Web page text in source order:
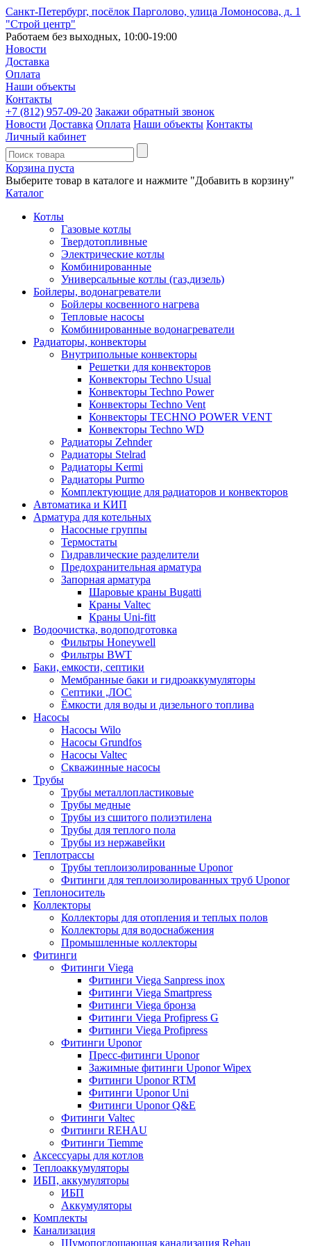
Санкт-Петербург, посёлок Парголово, улица Ломоносова, д. 1
"Строй центр"
Работаем без выходных, 10:00-19:00
Новости
Доставка
Оплата
Наши объекты
Контакты
+7 (812) 957-09-20 Закажи обратный звонок
Новости Доставка Оплата Наши объекты Контакты
Личный кабинет
Корзина пуста
Выберите товар в каталоге и нажмите "Добавить в корзину"
Каталог
Котлы
Газовые котлы
Твердотопливные
Электрические котлы
Комбинированные
Универсальные котлы (газ,дизель)
Бойлеры, водонагреватели
Бойлеры косвенного нагрева
Тепловые насосы
Комбинированные водонагреватели
Радиаторы, конвекторы
Внутрипольные конвекторы
Решетки для конвекторов
Конвекторы Techno Usual
Конвекторы Techno Power
Конвекторы Techno Vent
Конвекторы TECHNO POWER VENT
Конвекторы Techno WD
Радиаторы Zehnder
Радиаторы Stelrad
Радиаторы Kermi
Радиаторы Purmo
Комплектующие для радиаторов и конвекторов
Автоматика и КИП
Арматура для котельных
Насосные группы
Термостаты
Гидравлические разделители
Предохранительная арматура
Запорная арматура
Шаровые краны Bugatti
Краны Valtec
Краны Uni-fitt
Водоочистка, водоподготовка
Фильтры Honeywell
Фильтры BWT
Баки, емкости, септики
Мембранные баки и гидроаккумуляторы
Септики ,ЛОС
Ёмкости для воды и дизельного топлива
Насосы
Насосы Wilo
Насосы Grundfos
Насосы Valtec
Скважинные насосы
Трубы
Трубы металлопластиковые
Трубы медные
Трубы из сшитого полиэтилена
Трубы для теплого пола
Трубы из нержавейки
Теплотрассы
Трубы теплоизолированные Uponor
Фитинги для теплоизолированных труб Uponor
Теплоноситель
Коллекторы
Коллекторы для отопления и теплых полов
Коллекторы для водоснабжения
Промышленные коллекторы
Фитинги
Фитинги Viega
Фитинги Viega Sanpress inox
Фитинги Viega Smartpress
Фитинги Viega бронза
Фитинги Viega Profipress G
Фитинги Viega Profipress
Фитинги Uponor
Пресс-фитинги Uponor
Зажимные фитинги Uponor Wipex
Фитинги Uponor RTM
Фитинги Uponor Uni
Фитинги Uponor Q&E
Фитинги Valtec
Фитинги REHAU
Фитинги Tiemme
Аксессуары для котлов
Теплоаккумуляторы
ИБП, аккумуляторы
ИБП
Аккумуляторы
Комплекты
Канализация
Шумопоглощающая канализация Rehau